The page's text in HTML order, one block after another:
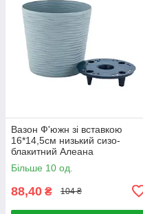
Вазон Ф'южн зі вставкою
16*14,5см низький сизо-
блакитний Алеана
Більше 10 од.
88,40 ₴ 104 ₴